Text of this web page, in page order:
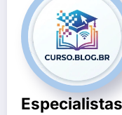
Especialistas